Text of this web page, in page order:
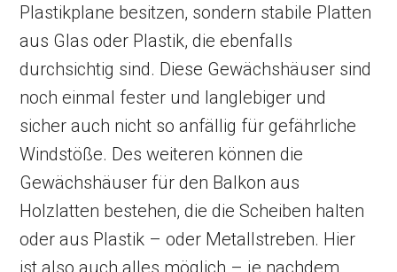
Plastikplane besitzen, sondern stabile Platten
aus Glas oder Plastik, die ebenfalls
durchsichtig sind. Diese Gewächshäuser sind
noch einmal fester und langlebiger und
sicher auch nicht so anfällig für gefährliche
Windstöße. Des weiteren können die
Gewächshäuser für den Balkon aus
Holzlatten bestehen, die die Scheiben halten
oder aus Plastik – oder Metallstreben. Hier
ist also auch alles möglich – je nachdem,